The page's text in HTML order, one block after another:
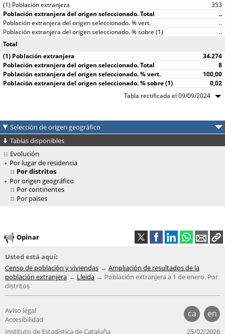
353
..
..
..
Total
34.274
8
100,00
0,02
Tabla rectificada el 09/09/2024
Selección de origen geográfico
Tablas disponibles
Evolución
Por lugar de residencia
Por distritos
Por origen geográfico
Por continentes
Por paises
Opinar
Usted está aquí:
Censo de población y viviendas
Ampliación de resultados de la
población extranjera
Lleida
Población extranjera a 1 de enero. Por
distritos
ca en
Aviso legal
Accesibilidad
Instituto de Estadística de Cataluña
25/02/2026